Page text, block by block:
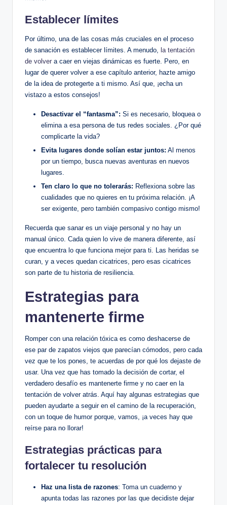
Establecer límites
Por último, una de las cosas más cruciales en el proceso
de sanación es establecer límites. A menudo,
la tentación
de volver a caer en viejas dinámicas es fuerte. Pero, en
lugar de querer volver a ese capítulo anterior, hazte amigo
de la idea de protegerte a ti mismo. Así que, ¡echa un
vistazo a estos consejos!
Desactivar el “fantasma”: Si es necesario, bloquea o
elimina a esa persona de tus redes sociales. ¿Por qué
complicarte la vida?
Evita lugares donde solían estar juntos: Al menos
por un tiempo, busca nuevas aventuras en nuevos
lugares.
Ten claro lo que no tolerarás: Reflexiona sobre las
cualidades que no quieres en tu próxima relación. ¡A
ser exigente, pero también compasivo contigo mismo!
Recuerda que sanar es un viaje personal y no hay un
manual único. Cada quien lo vive de manera diferente, así
que encuentra lo que funciona mejor para ti. Las heridas se
curan, y a veces quedan cicatrices, pero esas cicatrices
son parte de tu historia de resiliencia.
Estrategias para
mantenerte firme
Romper con una relación tóxica es como deshacerse de
ese par de zapatos viejos que parecían cómodos, pero cada
vez que te los pones, te acuerdas de por qué los dejaste de
usar. Una vez que has tomado la decisión de cortar, el
verdadero desafío es mantenerte firme y no caer en la
tentación de volver atrás. Aquí hay algunas estrategias que
pueden ayudarte a seguir en el camino de la recuperación,
con un toque de humor porque, vamos, ¡a veces hay que
reírse para no llorar!
Estrategias prácticas para
fortalecer tu resolución
Haz una lista de razones: Toma un cuaderno y
apunta todas las razones por las que decidiste dejar